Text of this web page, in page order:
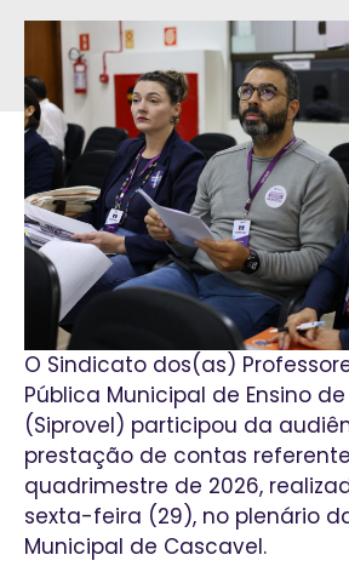
O Sindicato dos(as)
Pública Municipal de Ensino
(Siprovel) participou da
prestação de contas
quadrimestre de 2026,
sexta-feira (29), no plenário
Municipal de Cascavel.